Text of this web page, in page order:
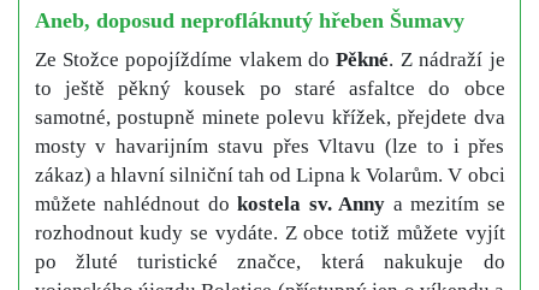
Aneb, doposud neprofláknutý hřeben Šumavy
Ze Stožce popojíždíme vlakem doPěkné. Z nádraží je
to ještě pěkný kousek po staré asfaltce do obce
samotné, postupně minete polevu křížek, přejdete dva
mosty v havarijním stavu přes Vltavu (lze to i přes
zákaz) a hlavní silniční tah od Lipna k Volarům. V obci
můžete nahlédnout do kostela sv. Anny a mezitím se
rozhodnout kudy se vydáte. Z obce totiž můžete vyjít
po žluté turistické značce, která nakukuje do